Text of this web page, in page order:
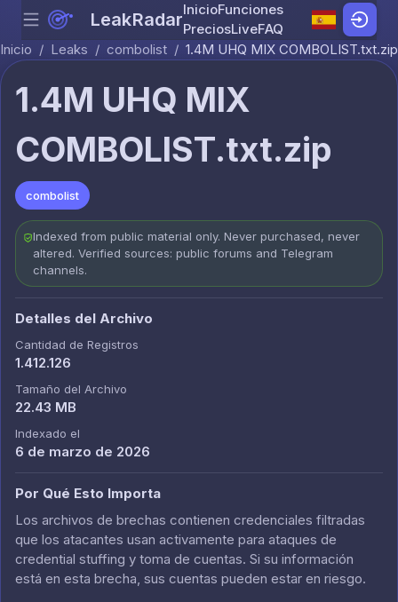
Skip to content
Menu LeakRadarInicioFunciones
PreciosLiveFAQ
Inicio / Leaks / combolist / 1.4M UHQ MIX COMBOLIST.txt.zip
1.4M UHQ MIX
COMBOLIST.txt.zip
combolist
Indexed from public material only. Never purchased, never
altered. Verified sources: public forums and Telegram
channels.
Detalles del Archivo
Cantidad de Registros
1.412.126
Tamaño del Archivo
22.43 MB
Indexado el
6 de marzo de 2026
Por Qué Esto Importa
Los archivos de brechas contienen credenciales filtradas
que los atacantes usan activamente para ataques de
credential stuffing y toma de cuentas. Si su información
está en esta brecha, sus cuentas pueden estar en riesgo.